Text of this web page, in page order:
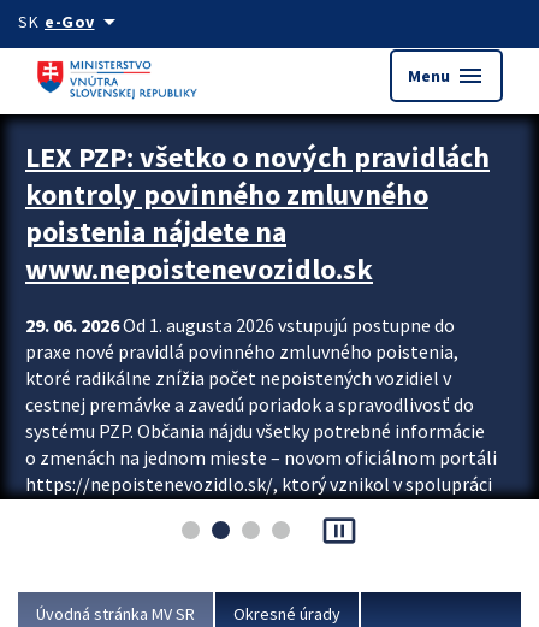
Preskocit na hlavný obsah
SK e-Govarrow_drop_down
Menu menu
Zastavit automatický posun upútavok
LEX PZP: všetko o nových pravidlách
kontroly povinného zmluvného
poistenia nájdete na
www.nepoistenevozidlo.sk
29. 06. 2026Od 1. augusta 2026 vstupujú postupne do
praxe nové pravidlá povinného zmluvného poistenia,
ktoré radikálne znížia počet nepoistených vozidiel v
cestnej premávke a zavedú poriadok a spravodlivosť do
systému PZP. Občania nájdu všetky potrebné informácie
o zmenách na jednom mieste – novom oficiálnom portáli
https://nepoistenevozidlo.sk/, ktorý vznikol v spolupráci
asociácie poisťovní (SLASPO) a Ministerstva vnútra SR.
Viac
pause_presentation
Úvodná stránka MV SR Okresné úrady